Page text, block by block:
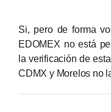
Si, pero de forma
EDOMEX no está
la verificación de
CDMX y Morelos no